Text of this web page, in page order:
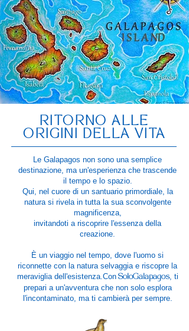
RITORNO ALLE
ORIGINI DELLA VITA
Le Galapagos non sono una semplice
destinazione, ma un'esperienza che trascende
il tempo e lo spazio.
Qui, nel cuore di un santuario primordiale, la
natura si rivela in tutta la sua sconvolgente
magnificenza,
invitandoti a riscoprire l'essenza della
creazione.
È un viaggio nel tempo, dove l'uomo si
riconnette con la natura selvaggia e riscopre la
meraviglia dell'esistenza.Con SoloGalapagos, ti
prepari a un'avventura che non solo esplora
l'incontaminato, ma ti cambierà per sempre.